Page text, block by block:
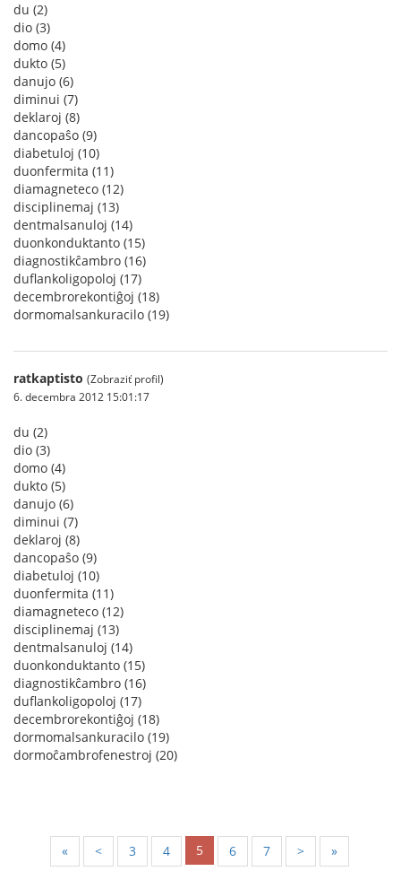
du (2)
dio (3)
domo (4)
dukto (5)
danujo (6)
diminui (7)
deklaroj (8)
dancopaŝo (9)
diabetuloj (10)
duonfermita (11)
diamagneteco (12)
disciplinemaj (13)
dentmalsanuloj (14)
duonkonduktanto (15)
diagnostikĉambro (16)
duflankoligopoloj (17)
decembrorekontiĝoj (18)
dormomalsankuracilo (19)
ratkaptisto (Zobraziť profil)
6. decembra 2012 15:01:17
du (2)
dio (3)
domo (4)
dukto (5)
danujo (6)
diminui (7)
deklaroj (8)
dancopaŝo (9)
diabetuloj (10)
duonfermita (11)
diamagneteco (12)
disciplinemaj (13)
dentmalsanuloj (14)
duonkonduktanto (15)
diagnostikĉambro (16)
duflankoligopoloj (17)
decembrorekontiĝoj (18)
dormomalsankuracilo (19)
dormoĉambrofenestroj (20)
« < 3 4 5 6 7 > »